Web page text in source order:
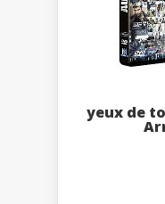
yeux de